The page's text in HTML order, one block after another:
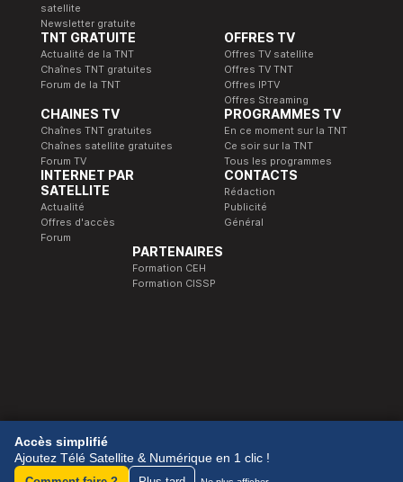
satellite
Newsletter gratuite
TNT GRATUITE
Actualité de la TNT
Chaînes TNT gratuites
Forum de la TNT
OFFRES TV
Offres TV satellite
Offres TV TNT
Offres IPTV
Offres Streaming
CHAINES TV
Chaînes TNT gratuites
Chaînes satellite gratuites
Forum TV
PROGRAMMES TV
En ce moment sur la TNT
Ce soir sur la TNT
Tous les programmes
INTERNET PAR
SATELLITE
Actualité
Offres d'accès
Forum
CONTACTS
Rédaction
Publicité
Général
PARTENAIRES
Formation CEH
Formation CISSP
© 1989-2026 Télé Satellite et Numérique.
Accès simplifié
Ajoutez Télé Satellite & Numérique en 1 clic !